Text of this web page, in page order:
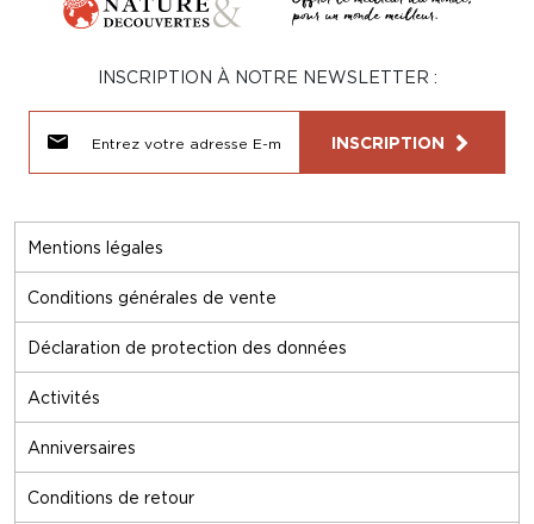
Mentions légales
Conditions générales de vente
Déclaration de protection des données
Activités
Anniversaires
Conditions de retour
INSCRIPTION À NOTRE NEWSLETTER :
INSCRIPTION